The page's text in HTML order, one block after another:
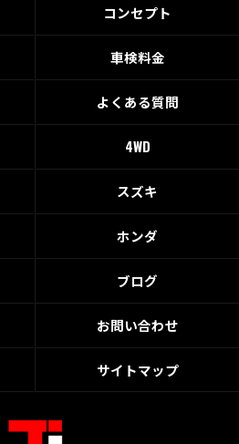
コンセプト
車検料金
よくある質問
4WD
スズキ
ホンダ
ブログ
お問い合わせ
サイトマップ